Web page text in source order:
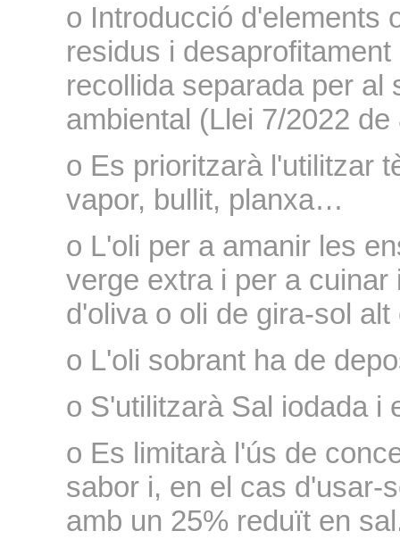
o Introducció d'elements
residus i
recollida separada per al
ambiental (Llei 7/2022
o Es prioritzarà l'utilitzar
vapor, bullit, planxa…
o L'oli per a amanir les
verge extra i per a
d'oliva o oli de gira-sol alt
o L'oli sobrant ha de
o S'utilitzarà Sal iodada i
o Es limitarà l'ús de
sabor i, en el cas d'usar-
amb un 25% reduït en